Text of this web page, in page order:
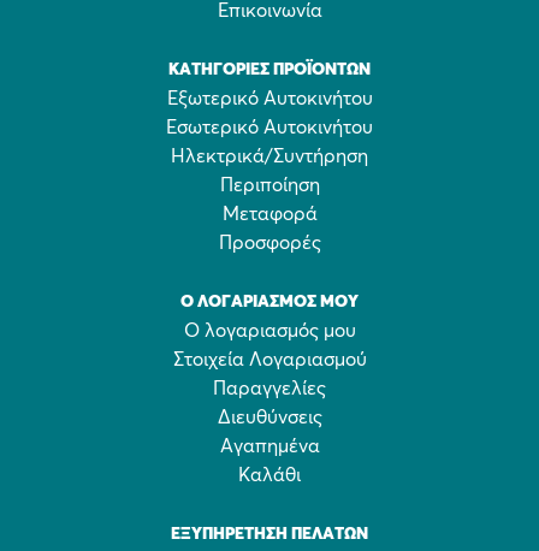
Επικοινωνία
ΚΑΤΗΓΟΡΊΕΣ ΠΡΟΪΌΝΤΩΝ
Εξωτερικό Αυτοκινήτου
Εσωτερικό Αυτοκινήτου
Ηλεκτρικά/Συντήρηση
Περιποίηση
Μεταφορά
Προσφορές
Ο ΛΟΓΑΡΙΑΣΜΌΣ ΜΟΥ
Ο λογαριασμός μου
Στοιχεία Λογαριασμού
Παραγγελίες
Διευθύνσεις
Αγαπημένα
Καλάθι
ΕΞΥΠΗΡΈΤΗΣΗ ΠΕΛΑΤΏΝ